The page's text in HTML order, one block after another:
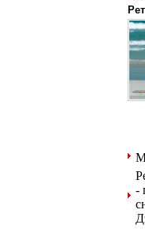
-